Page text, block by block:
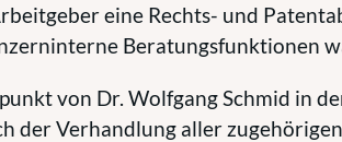
eine Rechts- und
Beratungsfunktionen
von Dr. Wolfgang Schmid in
der Verhandlung aller